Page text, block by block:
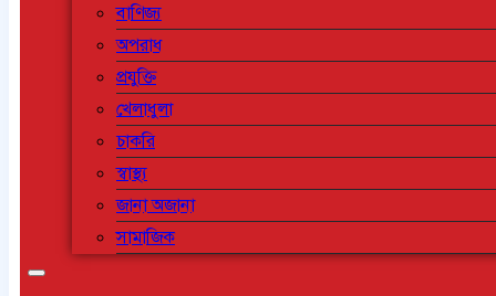
বাণিজ্য
অপরাধ
প্রযুক্তি
খেলাধুলা
চাকরি
স্বাস্থ্য
জানা অজানা
সামাজিক